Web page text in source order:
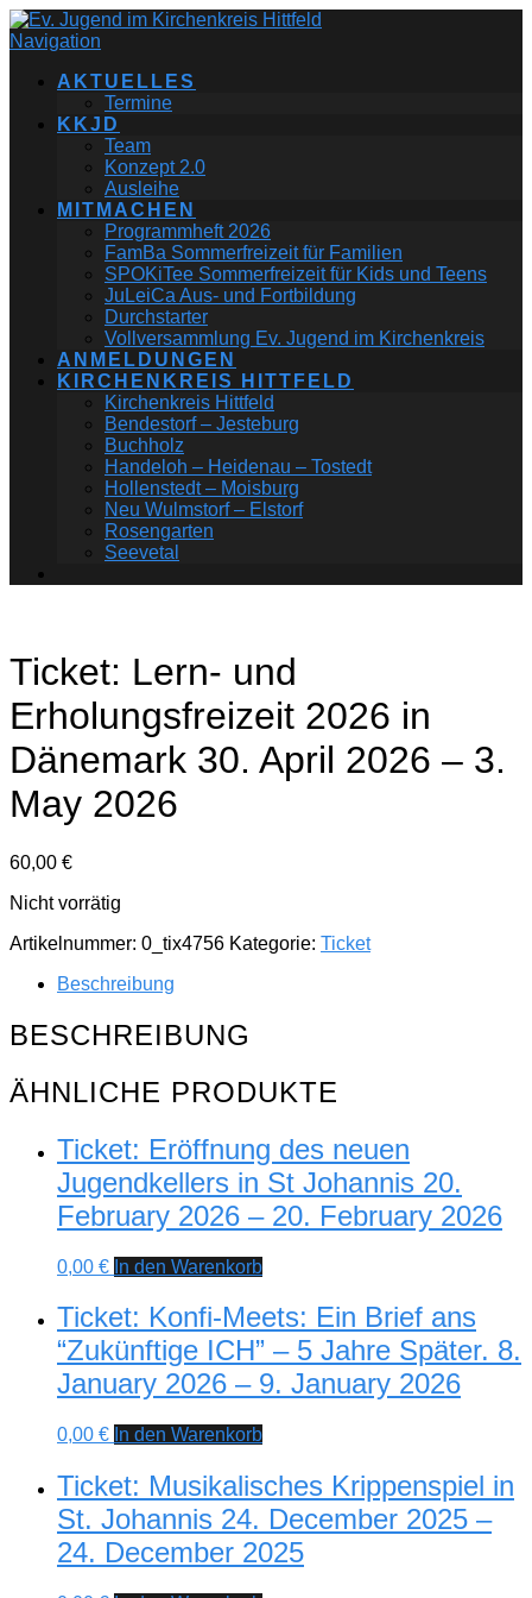
Navigation
AKTUELLES
Termine
KKJD
Team
Konzept 2.0
Ausleihe
MITMACHEN
Programmheft 2026
FamBa Sommerfreizeit für Familien
SPOKiTee Sommerfreizeit für Kids und Teens
JuLeiCa Aus- und Fortbildung
Durchstarter
Vollversammlung Ev. Jugend im Kirchenkreis
ANMELDUNGEN
KIRCHENKREIS HITTFELD
Kirchenkreis Hittfeld
Bendestorf – Jesteburg
Buchholz
Handeloh – Heidenau – Tostedt
Hollenstedt – Moisburg
Neu Wulmstorf – Elstorf
Rosengarten
Seevetal
Ticket: Lern- und
Erholungsfreizeit 2026 in
Dänemark 30. April 2026 – 3.
May 2026
60,00 €
Nicht vorrätig
Artikelnummer: 0_tix4756 Kategorie: Ticket
Beschreibung
BESCHREIBUNG
ÄHNLICHE PRODUKTE
Ticket: Eröffnung des neuen
Jugendkellers in St Johannis 20.
February 2026 – 20. February 2026
0,00 € In den Warenkorb
Ticket: Konfi-Meets: Ein Brief ans
“Zukünftige ICH” – 5 Jahre Später. 8.
January 2026 – 9. January 2026
0,00 € In den Warenkorb
Ticket: Musikalisches Krippenspiel in
St. Johannis 24. December 2025 –
24. December 2025